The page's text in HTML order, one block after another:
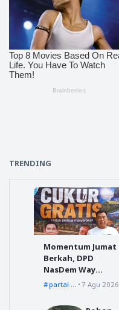
TRENDING
Momentum Jumat
Berkah, DPD
NasDem Way
Kanan Sediakan
Layanan Cukur
Gratis
partai nasdem 7 Agu 2026